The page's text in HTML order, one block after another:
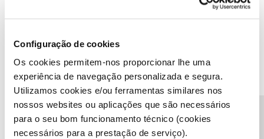
Configuração de cookies
Os cookies permitem-nos proporcionar lhe uma
experiência de navegação personalizada e segura.
Utilizamos cookies e/ou ferramentas similares nos
nossos websites ou aplicações que são necessários
para o seu bom funcionamento técnico (cookies
necessários para a prestação de serviço).
contrato não nos interessa. Sendo assim, não sou obrigada a
contrato com a mais brevidade possível.
Obrigado